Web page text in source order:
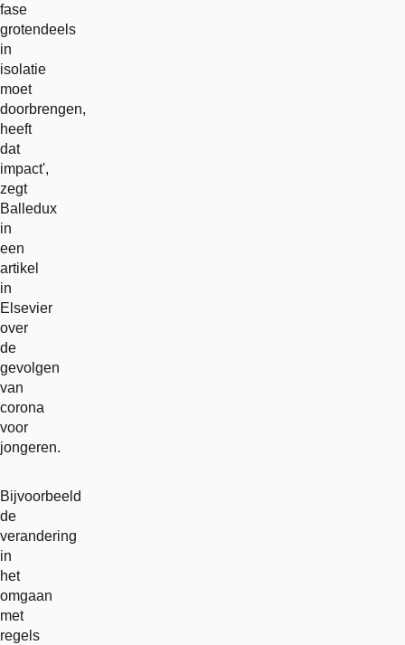
fase
grotendeels
in
isolatie
moet
doorbrengen,
heeft
dat
impact',
zegt
Balledux
in
een
artikel
in
Elsevier
over
de
gevolgen
van
corona
voor
jongeren.
Bijvoorbeeld
de
verandering
in
het
omgaan
met
regels